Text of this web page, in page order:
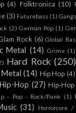
(4) Folktronica (10)
(3) Futurebass (1)
(2) German Pop (1)
Rock (6) Global
Metal (14) Grime (1)
Hard Rock (250)
(14) Hip Hop (4)
Hip-Hop (27) Hip-
- Pop - Rock/Punk (1)
(31) Horrorcore /